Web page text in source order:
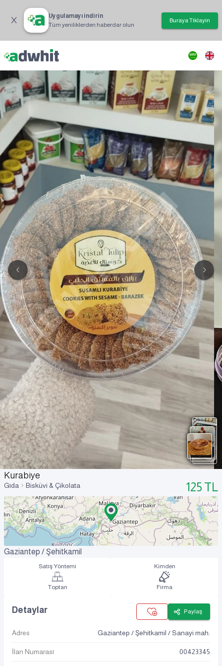
Uygulamayı indirin
Tüm yeniliklerden haberdar olun
Buraya Tıklayın
Kurabiye
Gıda Bisküvi & Çikolata 125 TL
Gaziantep / Şehitkamil
Satış Yöntemi
Toptan
Kimden
Firma
Detaylar Paylaş
Adres Gaziantep / Şehitkamil / Sanayi mah.
İlan Numarası 00423345